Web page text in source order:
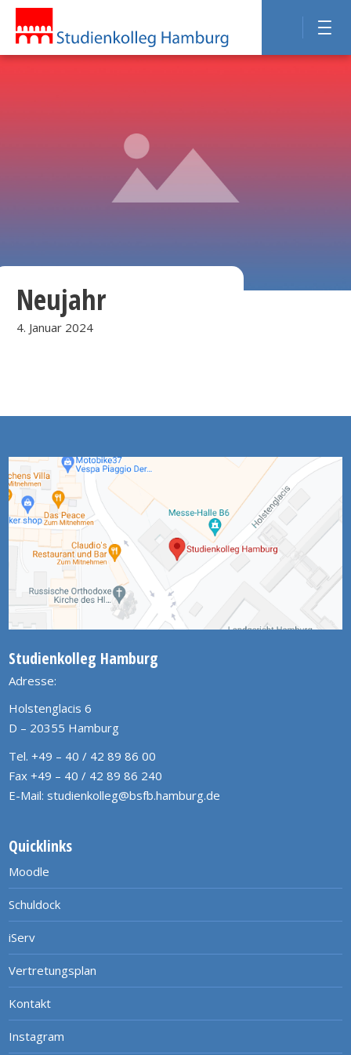
Neujahr
4. Januar 2024
Studienkolleg Hamburg
Adresse:
Holstenglacis 6
D – 20355 Hamburg
Tel. +49 – 40 / 42 89 86 00
Fax +49 – 40 / 42 89 86 240
E-Mail: studienkolleg@bsfb.hamburg.de
Quicklinks
Moodle
Schuldock
iServ
Vertretungsplan
Kontakt
Instagram